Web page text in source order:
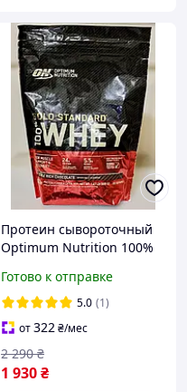
Протеин сывороточный
Optimum Nutrition 100%
Шоколад 669 г SYN-662
SYNDICATE
Готово к отправке
5.0 (1)
от322₴/мес
1 930₴
2 290 ₴